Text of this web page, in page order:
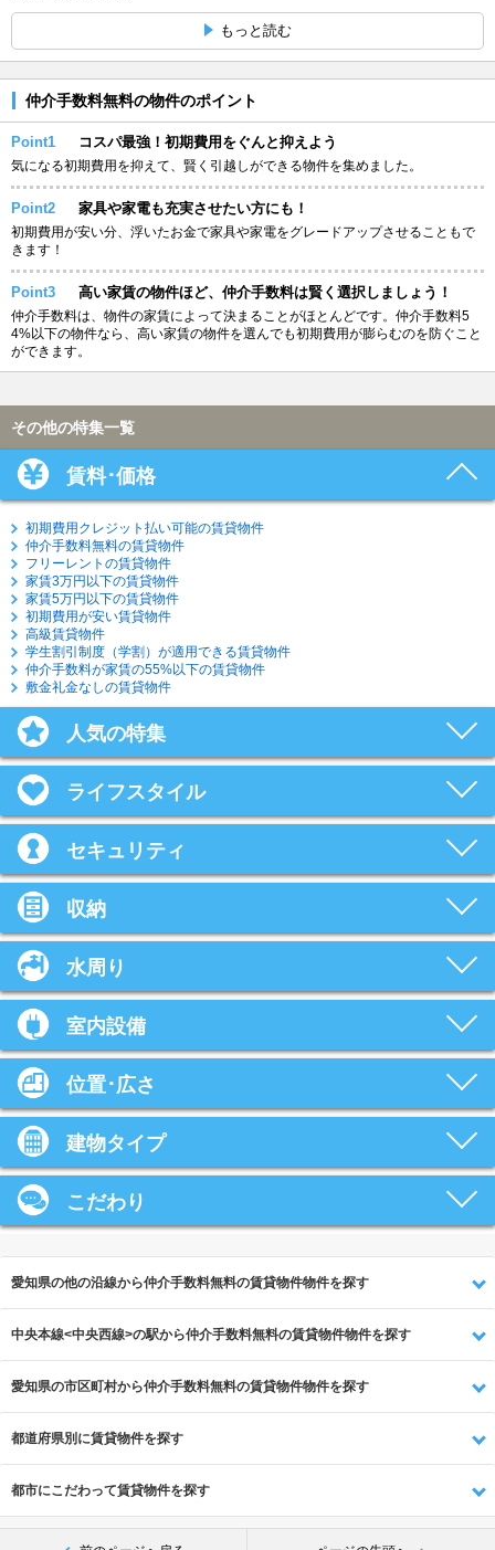
もっと読む
仲介手数料無料の物件のポイント
Point1 コスパ最強！初期費用をぐんと抑えよう
気になる初期費用を抑えて、賢く引越しができる物件を集めました。
Point2 家具や家電も充実させたい方にも！
初期費用が安い分、浮いたお金で家具や家電をグレードアップさせることもで
きます！
Point3 高い家賃の物件ほど、仲介手数料は賢く選択しましょう！
仲介手数料は、物件の家賃によって決まることがほとんどです。仲介手数料5
4%以下の物件なら、高い家賃の物件を選んでも初期費用が膨らむのを防ぐこと
ができます。
その他の特集一覧
賃料･価格
初期費用クレジット払い可能の賃貸物件
仲介手数料無料の賃貸物件
フリーレントの賃貸物件
家賃3万円以下の賃貸物件
家賃5万円以下の賃貸物件
初期費用が安い賃貸物件
高級賃貸物件
学生割引制度（学割）が適用できる賃貸物件
仲介手数料が家賃の55%以下の賃貸物件
敷金礼金なしの賃貸物件
人気の特集
ライフスタイル
セキュリティ
収納
水周り
室内設備
位置･広さ
建物タイプ
こだわり
愛知県の他の沿線から仲介手数料無料の賃貸物件物件を探す
中央本線<中央西線>の駅から仲介手数料無料の賃貸物件物件を探す
愛知県の市区町村から仲介手数料無料の賃貸物件物件を探す
都道府県別に賃貸物件を探す
都市にこだわって賃貸物件を探す